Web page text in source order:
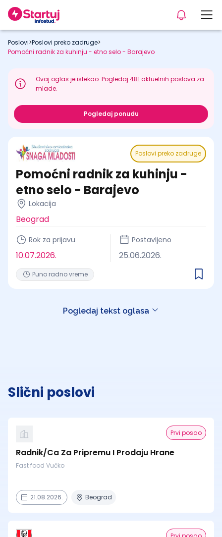
Poslovi>Poslovi preko zadruge>
Pomoćni radnik za kuhinju - etno selo - Barajevo
Ovaj oglas je istekao. Pogledaj481 aktuelnih poslova za
mlade.
Pogledaj ponudu
Poslovi preko zadruge
Pomoćni radnik za kuhinju -
etno selo - Barajevo
Lokacija
Beograd
Rok za prijavu
10.07.2026.
Postavljeno
25.06.2026.
Puno radno vreme
Pogledaj tekst oglasa
Slični poslovi
Prvi posao
Radnik/Ca Za Pripremu I Prodaju Hrane
Fast food Vučko
21.08.2026. Beograd